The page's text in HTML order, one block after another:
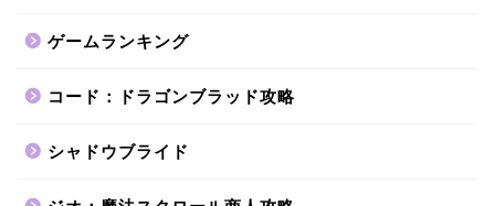
ゲームランキング
コード：ドラゴンブラッド攻略
シャドウブライド